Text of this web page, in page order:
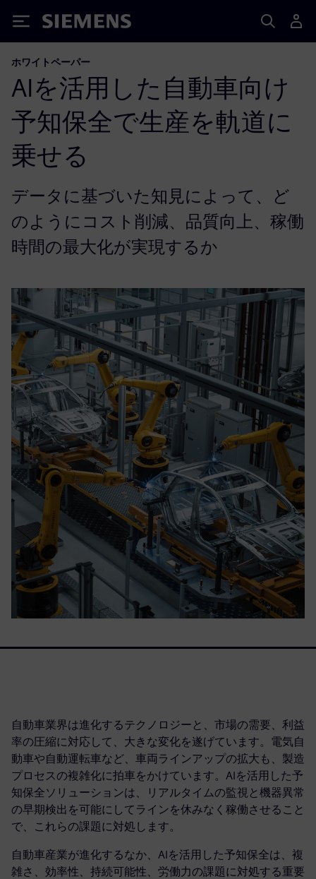
Siemens
ホワイトペーパー
AIを活用した自動車向け
予知保全で生産を軌道に
乗せる
データに基づいた知見によって、ど
のようにコスト削減、品質向上、稼働
時間の最大化が実現するか
自動車業界は進化するテクノロジーと、市場の需要、利益
率の圧縮に対応して、大きな変化を遂げています。電気自
動車や自動運転車など、車両ラインアップの拡大も、製造
プロセスの複雑化に拍車をかけています。AIを活用した予
知保全ソリューションは、リアルタイムの監視と機器異常
の早期検出を可能にしてラインを休みなく稼働させること
で、これらの課題に対処します。
自動車産業が進化するなか、AIを活用した予知保全は、複
雑さ、効率性、持続可能性、労働力の課題に対処する重要